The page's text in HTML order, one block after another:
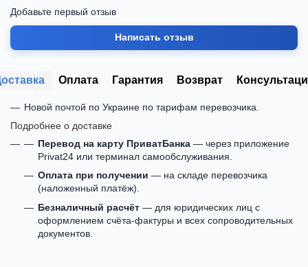
Добавьте первый отзыв
Написать отзыв
Оплата Гарантия Возврат
Новой почтой по Украине по тарифам перевозчика.
Подробнее о доставке
Перевод на карту ПриватБанка — через приложение
Privat24 или терминал самообслуживания.
Оплата при получении — на складе перевозчика
(наложенный платёж).
Безналичный расчёт — для юридических лиц с
оформлением счёта-фактуры и всех сопроводительных
документов.